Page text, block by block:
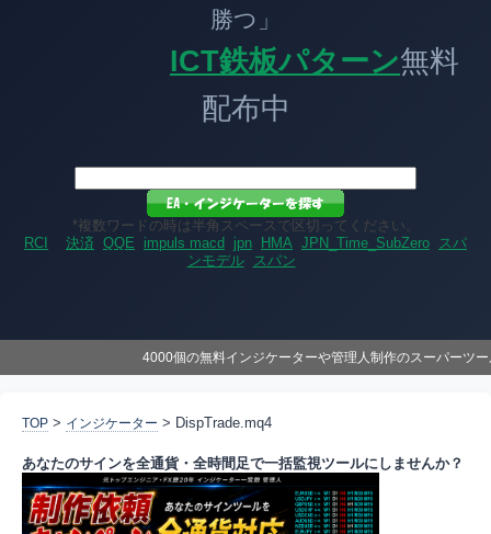
勝つ」
ICT鉄板パターン無料
配布中
*複数ワードの時は半角スペースで区切ってください。
RCI
決済 QQE impuls macd jpn HMA JPN_Time_SubZero スパ
ンモデル
スパン
4000個の無料インジケーターや管理人制作のスーパーツ
TOP > インジケーター > DispTrade.mq4
あなたのサインを全通貨・全時間足で一括監視ツールにしませんか？